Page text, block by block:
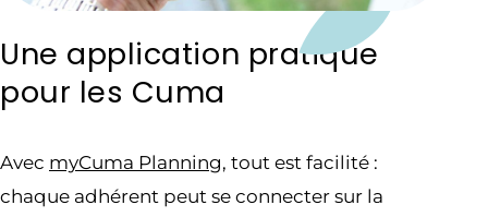
Une application pratique
pour les Cuma
Avec myCuma Planning, tout est facilité :
chaque adhérent peut se connecter sur la